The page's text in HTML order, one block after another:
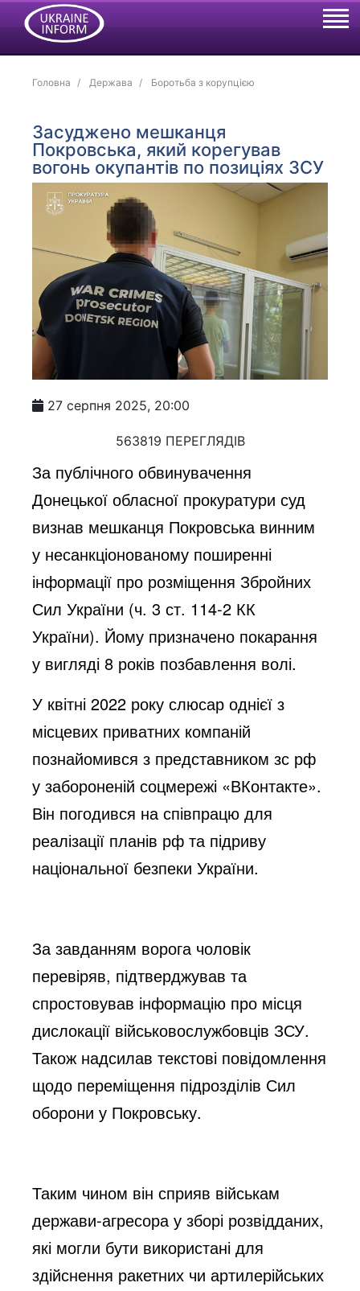
Головна Держава Боротьба з корупцією
Засуджено мешканця
Покровська, який корегував
вогонь окупантів по позиціях ЗСУ
27 серпня 2025, 20:00
563819 ПЕРЕГЛЯДІВ
За публічного обвинувачення
Донецької обласної прокуратури суд
визнав мешканця Покровська винним
у несанкціонованому поширенні
інформації про розміщення Збройних
Сил України (ч. 3 ст. 114-2 КК
України). Йому призначено покарання
у вигляді 8 років позбавлення волі.
У квітні 2022 року слюсар однієї з
місцевих приватних компаній
познайомився з представником зс рф
у забороненій соцмережі «ВКонтакте».
Він погодився на співпрацю для
реалізації планів рф та підриву
національної безпеки України.
За завданням ворога чоловік
перевіряв, підтверджував та
спростовував інформацію про місця
дислокації військовослужбовців ЗСУ.
Також надсилав текстові повідомлення
щодо переміщення підрозділів Сил
оборони у Покровську.
Таким чином він сприяв військам
держави-агресора у зборі розвідданих,
які могли бути використані для
здійснення ракетних чи артилерійських